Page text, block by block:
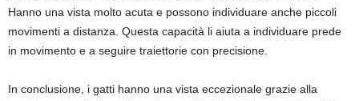
Hanno una vista molto acuta e possono individuare anche piccoli
movimenti a distanza. Questa capacità li aiuta a individuare prede
in movimento e a seguire traiettorie con precisione.
In conclusione, i gatti hanno una vista eccezionale grazie alla